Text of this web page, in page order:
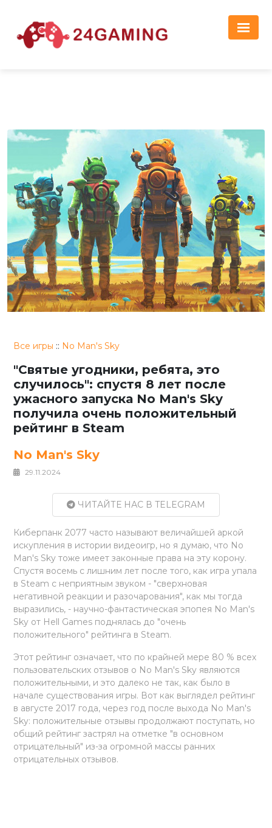
Все игры :: No Man's Sky
"Святые угодники, ребята, это
случилось": спустя 8 лет после
ужасного запуска No Man's Sky
получила очень положительный
рейтинг в Steam
No Man's Sky
29.11.2024
ЧИТАЙТЕ НАС В TELEGRAM
Киберпанк 2077 часто называют величайшей аркой
искупления в истории видеоигр, но я думаю, что No
Man's Sky тоже имеет законные права на эту корону.
Спустя восемь с лишним лет после того, как игра упала
в Steam с неприятным звуком - "сверхновая
негативной реакции и разочарования", как мы тогда
выразились, - научно-фантастическая эпопея No Man's
Sky от Hell Games поднялась до "очень
положительного" рейтинга в Steam.
Этот рейтинг означает, что по крайней мере 80 % всех
пользовательских отзывов о No Man's Sky являются
положительными, и это далеко не так, как было в
начале существования игры. Вот как выглядел рейтинг
в августе 2017 года, через год после выхода No Man's
Sky: положительные отзывы продолжают поступать, но
общий рейтинг застрял на отметке "в основном
отрицательный" из-за огромной массы ранних
отрицательных отзывов.